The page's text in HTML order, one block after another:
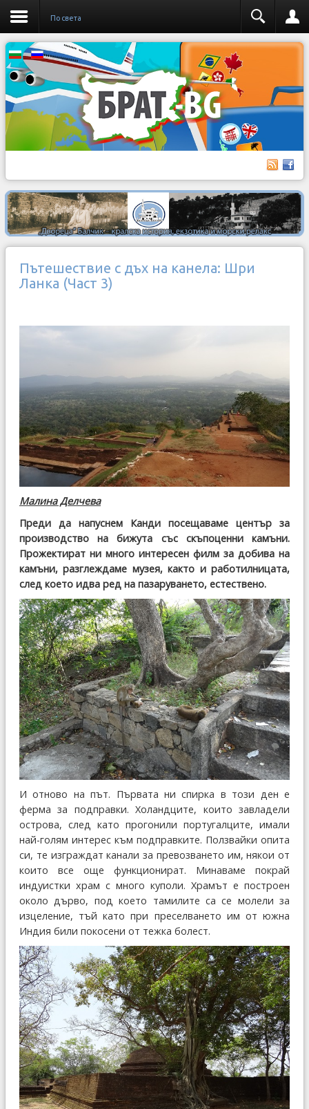
По света
Пътешествие с дъх на канела: Шри
Ланка (Част 3)
Малина Делчева
Преди да напуснем Канди посещаваме център за
производство на бижута със скъпоценни камъни.
Прожектират ни много интересен филм за добива на
камъни, разглеждаме музея, както и работилницата,
след което идва ред на пазаруването, естествено.
И отново на път. Първата ни спирка в този ден е
ферма за подправки. Холандците, които завладели
острова, след като прогонили португалците, имали
най-голям интерес към подправките. Ползвайки опита
си, те изграждат канали за превозването им, някои от
които все още функционират. Минаваме покрай
индуистки храм с много куполи. Храмът е построен
около дърво, под което тамилите са се молели за
изцеление, тъй като при преселването им от южна
Индия били покосени от тежка болест.